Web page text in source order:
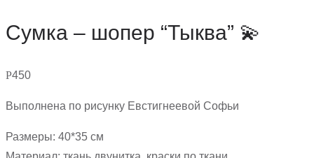
Сумка – шопер “Тыква” 💫
Р450
Выполнена по рисунку Евстигнеевой Софьи
Размеры: 40*35 см